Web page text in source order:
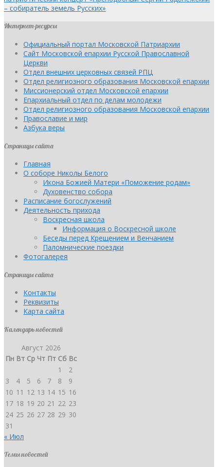
– собиратель земель Русских»
Интернет-ресурсы
Официальный портал Московской Патриархии
Сайт Московской епархии Русской Православной
Церкви
Отдел внешних церковных связей РПЦ
Отдел религиозного образования Московской епархии
Миссионерский отдел Московской епархии
Епархиальный отдел по делам молодежи
Отдел религиозного образования Московской епархии
Православие и мир
Азбука веры
Страницы сайта
Главная
О соборе Николы Белого
Икона Божией Матери «Поможение родам»
Духовенство собора
Расписание богослужений
Деятельность прихода
Воскресная школа
Информация о Воскресной школе
Беседы перед Крещением и Венчанием
Паломнические поездки
Фотогалерея
Страницы сайта
Контакты
Реквизиты
Карта сайта
Календарь новостей
Август 2026
Пн Вт Ср Чт Пт Сб Вс
1
2
3
4 5 6 7 8
9
10 11 12 13 14 15 16
17 18 19 20 21 22 23
24 25 26 27 28 29 30
31
« Июл
Темы новостей